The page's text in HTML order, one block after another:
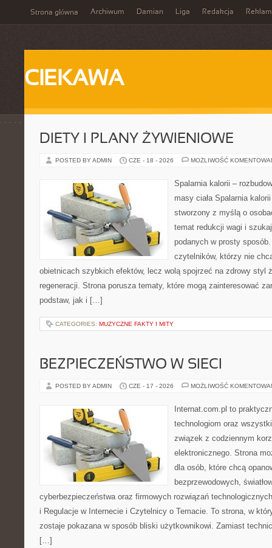
Strona główna Archiwum Damian Liga Redakcja
CIEKAWA
DIETY I PLANY ŻYWIENIOWE
POSTED BY ADMIN CZE - 18 - 2026 MOŻLIWOŚĆ
Spalarnia kalorii –
masy ciała Spalarnia
stworzony z myślą o
temat redukcji wagi i
podanych w prosty
czytelników, którzy nie
obietnicach szybkich efektów, lecz wolą spojrzeć na zdrowy styl
regeneracji. Strona porusza tematy, które mogą zainteresować
podstaw, jak i […]
CATEGORIES: MUZYCZNE FAKTY I MITY
BEZPIECZEŃSTWO W SIECI
POSTED BY ADMIN CZE - 17 - 2026 MOŻLIWOŚĆ
Internat.com.pl to
technologiom oraz
związek z codziennym
elektronicznego. Strona
dla osób, które chcą
bezprzewodowych,
cyberbezpieczeństwa oraz firmowych rozwiązań
i Regulacje w Internecie i Czytelnicy o Temacie. To strona, w
zostaje pokazana w sposób bliski użytkownikowi. Zamiast
[…]